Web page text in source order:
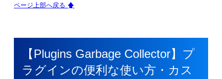
ページ上部へ戻る 🡅
【Plugins Garbage Collector】プ
ラグインの便利な使い方・カス